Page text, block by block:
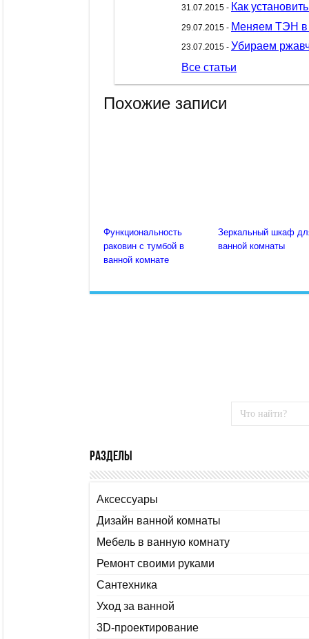
31.07.2015 - Как
29.07.2015 - Меняем ТЭН в
23.07.2015 - Убираем
Все статьи
Похожие записи
Функциональность
раковин с тумбой в
ванной комнате
Зеркальный шкаф
ванной комнаты
Разделы
Аксессуары
Дизайн ванной комнаты
Мебель в ванную комнату
Ремонт своими руками
Сантехника
Уход за ванной
3D-проектирование